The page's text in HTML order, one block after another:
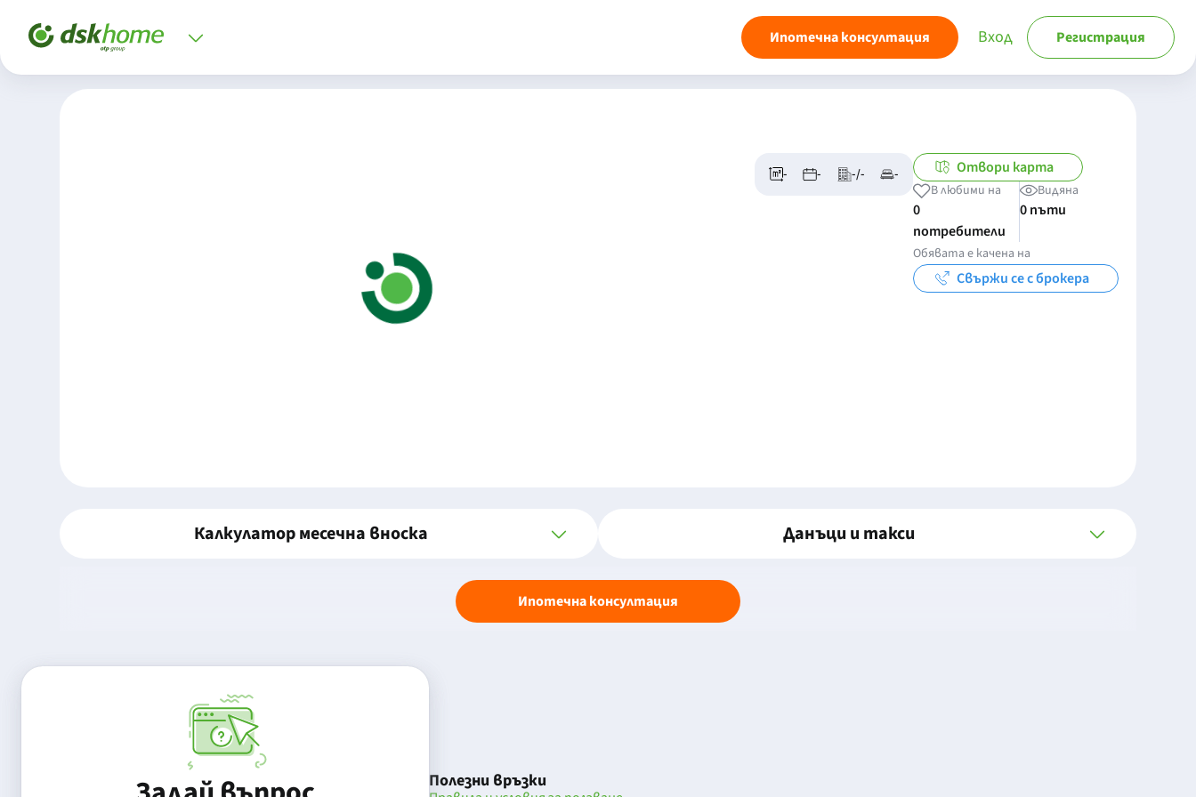
Ипотечна консултация Вход Регистрация
- - -/- - Отвори карта
В любими на
0
потребители
Видяна
0 пъти
Обявата е качена на
Свържи се с брокера
Калкулатор месечна вноска Данъци и такси
Ипотечна консултация
Полезни връзки